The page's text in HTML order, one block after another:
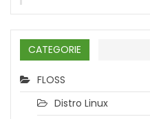
CATEGORIE
FLOSS
Distro Linux